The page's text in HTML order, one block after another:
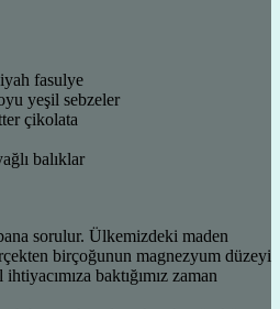
fasulye
yeşil sebzeler
çikolata
balıklar
sorulur. Ülkemizdeki maden
birçoğunun magnezyum düzeyi
baktığımız zaman